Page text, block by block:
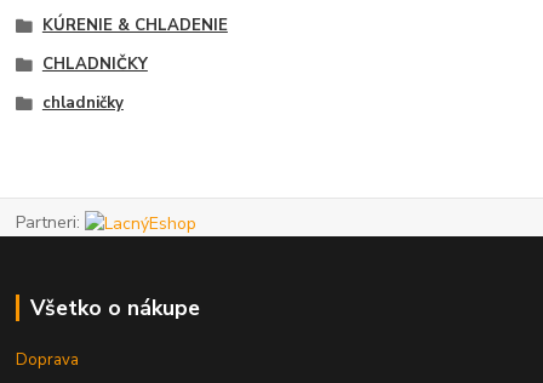
KÚRENIE & CHLADENIE
CHLADNIČKY
chladničky
Partneri:
Všetko o nákupe
Doprava